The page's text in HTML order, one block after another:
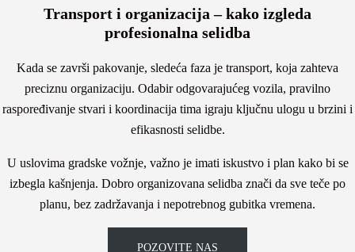
Transport i organizacija – kako izgleda
profesionalna selidba
Kada se završi pakovanje, sledeća faza je transport, koja zahteva
preciznu organizaciju. Odabir odgovarajućeg vozila, pravilno
raspoređivanje stvari i koordinacija tima igraju ključnu ulogu u brzini i
efikasnosti selidbe.
U uslovima gradske vožnje, važno je imati iskustvo i plan kako bi se
izbegla kašnjenja. Dobro organizovana selidba znači da sve teče po
planu, bez zadržavanja i nepotrebnog gubitka vremena.
POZOVITE NAS